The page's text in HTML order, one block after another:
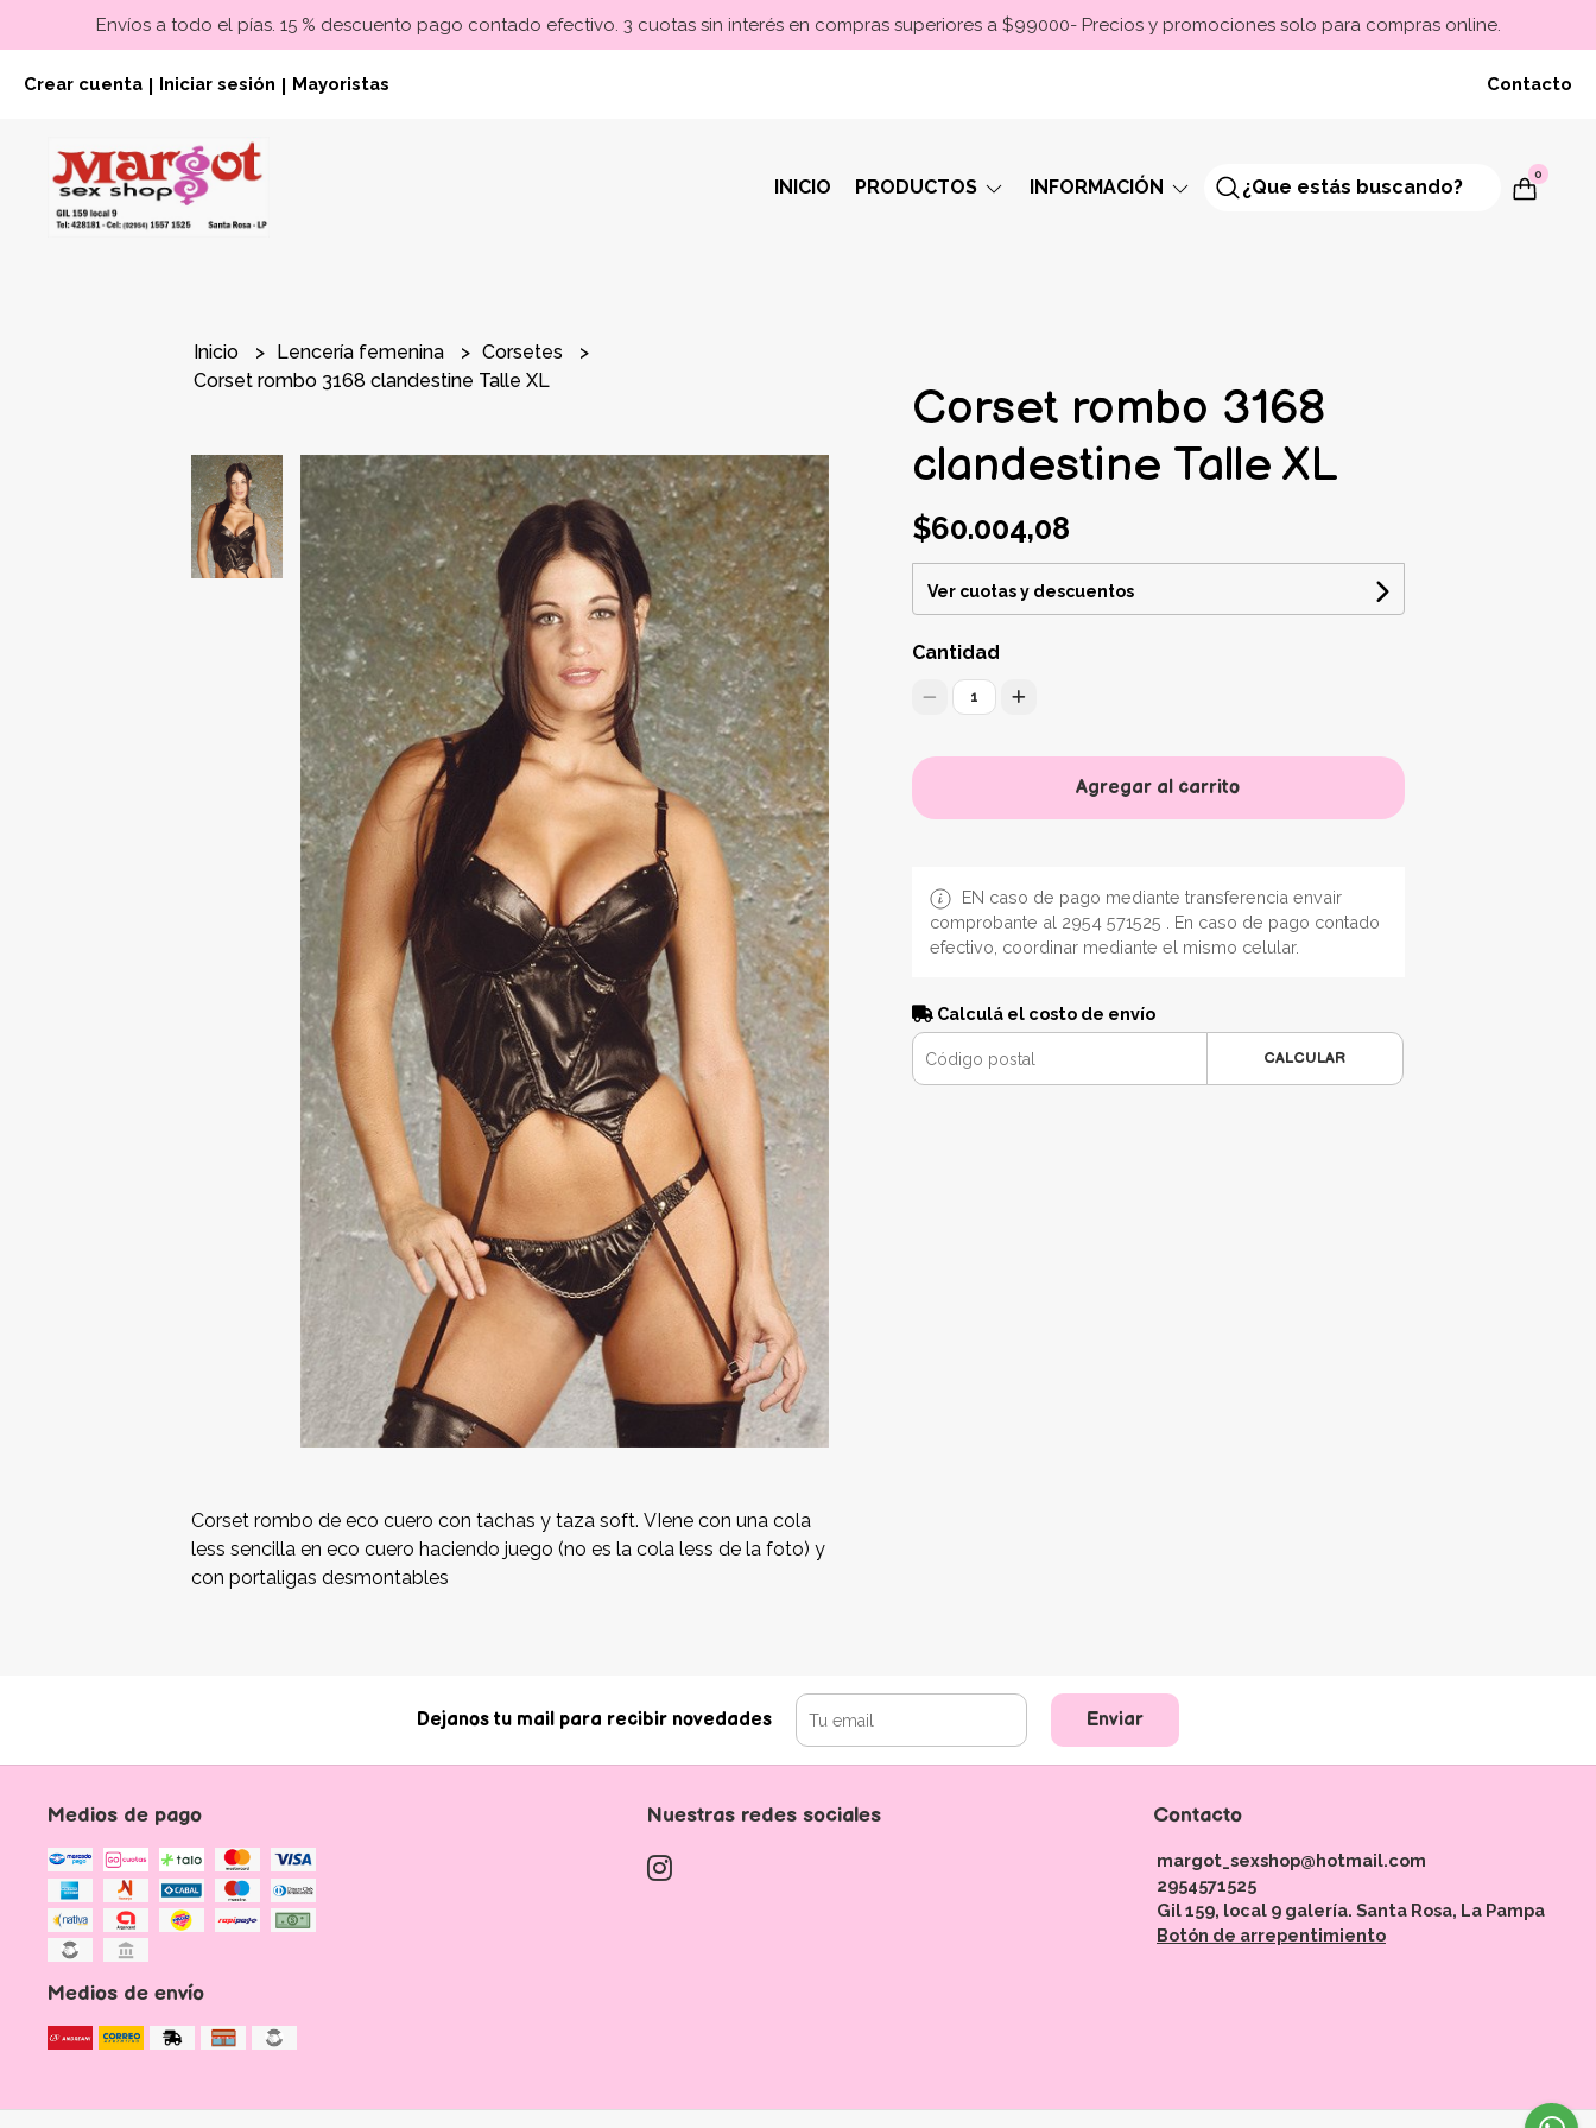
Envíos a todo el pías. 15 % descuento pago contado efectivo. 3 cuotas sin interés en compras superiores a $99000- Precios y promociones solo para compras online.
Crear cuenta Iniciar sesión Mayoristas Contacto
INICIO PRODUCTOS INFORMACIÓN
0
Inicio Lencería femenina
Corsetes
Corset rombo 3168 clandestine Talle XL
Corset rombo de eco cuero con tachas y taza soft. VIene con una cola
less sencilla en eco cuero haciendo juego (no es la cola less de la foto) y
con portaligas desmontables
Corset rombo 3168
clandestine Talle XL
$60.004,08
Ver cuotas y descuentos
Cantidad
1
Agregar al carrito
EN caso de pago mediante transferencia envair
comprobante al 2954 571525 . En caso de pago contado
efectivo, coordinar mediante el mismo celular.
Calculá el costo de envío
CALCULAR
Dejanos tu mail para recibir novedades Enviar
Medios de pago
Medios de envío
Nuestras redes sociales Contacto
margot_sexshop@hotmail.com
2954571525
Gil 159, local 9 galería. Santa Rosa, La Pampa
Botón de arrepentimiento